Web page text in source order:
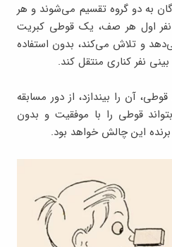
به دو گروه تقسیم می‌شوند و هر
اول هر صف، یک قوطی کبریت
و تلاش می‌کند، بدون استفاده
نفر کناری منتقل کند.
آن را بیندازد، از دور مسابقه
قوطی را با موفقیت و بدون
این چالش خواهد بود.